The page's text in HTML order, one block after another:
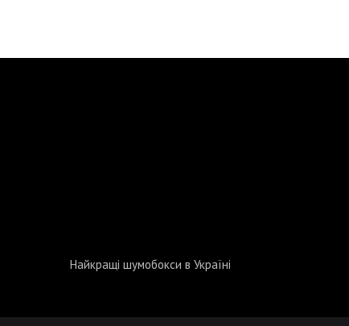
Найкращі шумобокси в Україні